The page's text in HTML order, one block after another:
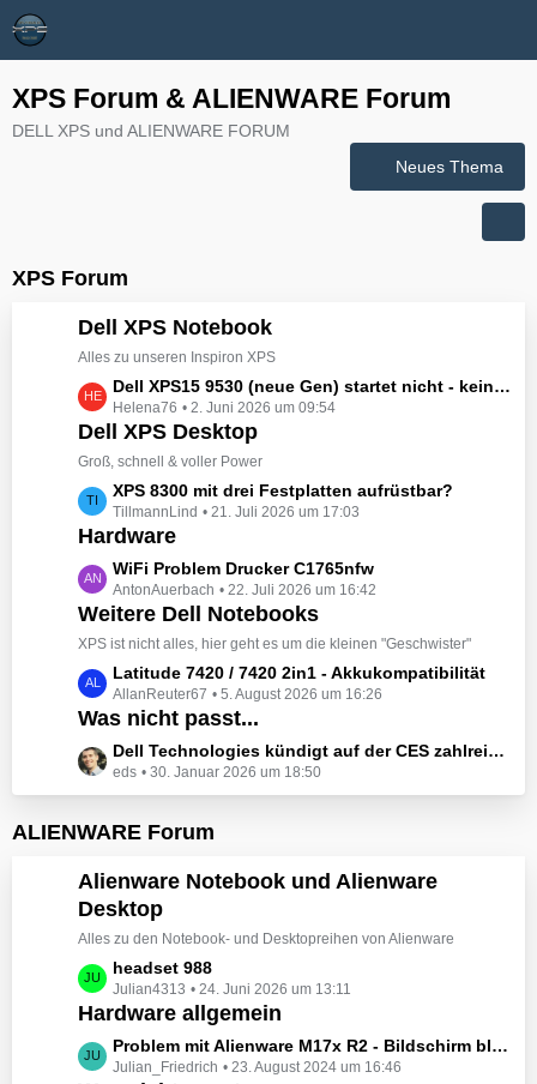
XPS Forum & ALIENWARE Forum
DELL XPS und ALIENWARE FORUM
Neues Thema
XPS Forum
Dell XPS Notebook
Alles zu unseren Inspiron XPS
L
e
t
z
e
B
i
r
ä
g
e
Dell XPS15 9530 (neue Gen) startet nicht - kein booten, kein Licht - nichts tut sich - hat jemand eine Idee wie man ihn zum Leben erwecken könnte?
Helena76 2. Juni 2026 um 09:54
Dell XPS Desktop
Groß, schnell & voller Power
L
e
t
z
t
e
B
i
r
ä
g
XPS 8300 mit drei Festplatten aufrüstbar?
TillmannLind 21. Juli 2026 um 17:03
Hardware
L
e
t
z
e
B
i
ä
e
WiFi Problem Drucker C1765nfw
AntonAuerbach 22. Juli 2026 um 16:42
Weitere Dell Notebooks
XPS ist nicht alles, hier geht es um die kleinen "Geschwister"
L
e
t
z
t
e
e
t
r
ä
g
e
Latitude 7420 / 7420 2in1 - Akkukompatibilität
AllanReuter67 5. August 2026 um 16:26
Was nicht passt...
L
e
t
z
e
B
e
i
t
r
ä
g
e
Dell Technologies kündigt auf der CES zahlreiche Alienware-Neuheiten an
eds 30. Januar 2026 um 18:50
ALIENWARE Forum
Alienware Notebook und Alienware
Desktop
Alles zu den Notebook- und Desktopreihen von Alienware
L
e
t
z
t
headset 988
Julian4313 24. Juni 2026 um 13:11
Hardware allgemein
L
e
Problem mit Alienware M17x R2 - Bildschirm bleibt schwarz beim Start
Julian_Friedrich 23. August 2024 um 16:46